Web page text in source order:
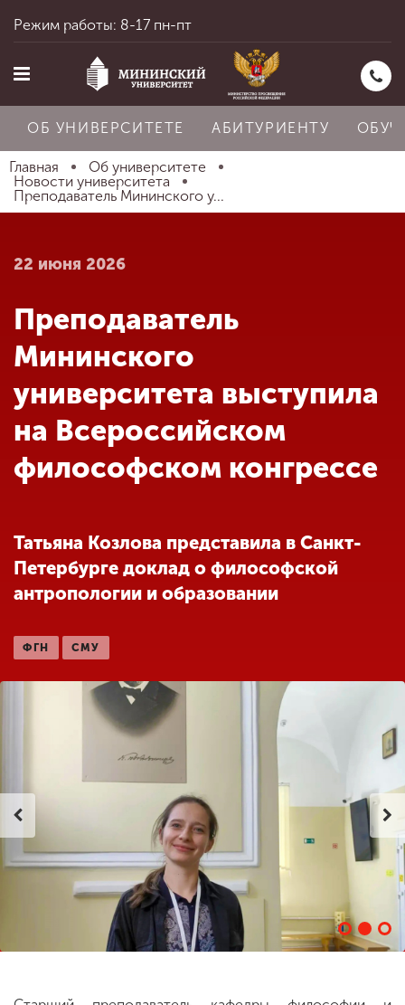
Главная
Абитуриенту
Обучение
Наука
Международная
деятельность
деятельности
Студенческая жизнь
Сведения об
образовательной
организации
ENG SPN CHI
Режим работы: 8-17 пн-пт
ОБ УНИВЕРСИТЕТЕ АБИТУРИЕНТУ
Главная
Об университете
Новости университета
Преподаватель Мининского у...
22 июня 2026
Преподаватель
Мининского
университета выступила
на Всероссийском
философском конгрессе
Татьяна Козлова представила в Санкт-
Петербурге доклад о философской
антропологии и образовании
ФГН СМУ